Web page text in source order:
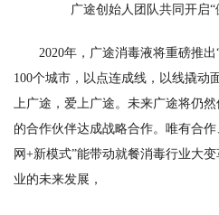
广途创始人团队共同开启
2020年，广途消毒液将重磅推
100个城市，以点连成线，以线撬动
上广途，爱上广途。未来广途将仍
的合作伙伴达成战略合作。唯有合
网+新模式”能带动就餐消毒行业大
业的未来发展，